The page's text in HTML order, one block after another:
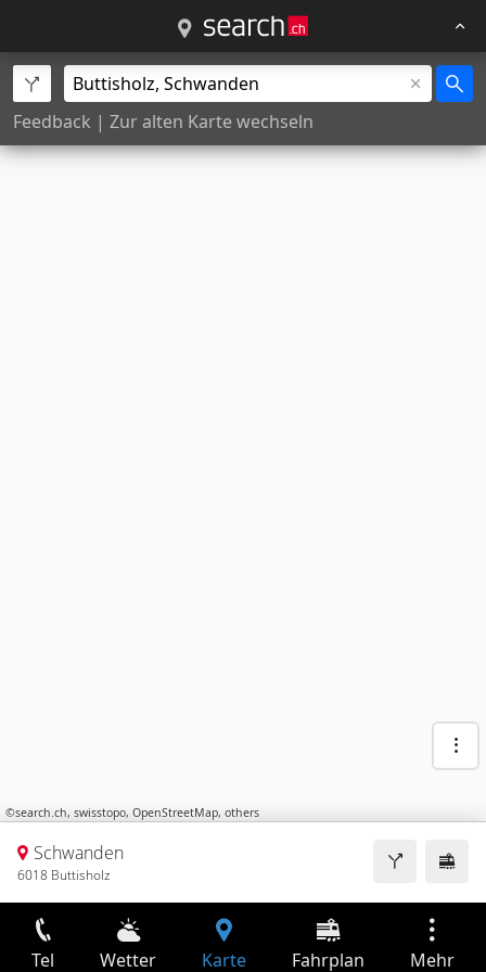
Feedback | Zur alten Karte wechseln
©search.ch, swisstopo, OpenStreetMap, others
Schwanden
6018 Buttisholz
Tel Wetter Karte Fahrplan Mehr